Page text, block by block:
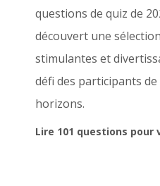
questions de quiz de
découvert une
stimulantes et
défi des participants
horizons.
Lire 101 questions pour